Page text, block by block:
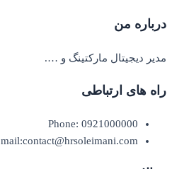
درباره من
مدیر دیجیتال مارکتینگ و ….
راه های ارتباطی
Phone: 0921000000
mail:contact@hrsoleimani.com